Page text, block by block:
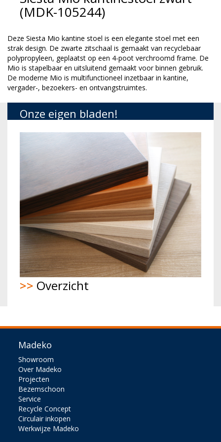
(MDK-105244)
Deze Siesta Mio kantine stoel is een elegante stoel met een
strak design. De zwarte zitschaal is gemaakt van recyclebaar
polypropyleen, geplaatst op een 4-poot verchroomd frame. De
Mio is stapelbaar en uitsluitend gemaakt voor binnen gebruik.
De moderne Mio is multifunctioneel inzetbaar in kantine,
vergader-, bezoekers- en ontvangstruimtes.
Onze eigen bladen!
>> Overzicht
Madeko
Showroom
Over Madeko
Projecten
Bezemschoon
Service
Recycle Concept
Circulair inkopen
Werkwijze Madeko